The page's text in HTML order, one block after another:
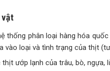
vật
thống phân loại hàng hóa
loại và tình trạng của thịt
ướp lạnh của trâu, bò, ngựa,